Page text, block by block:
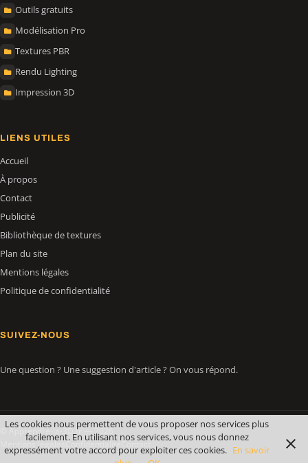
Outils gratuits
Modélisation Pro
Textures PBR
Rendu Lighting
Impression 3D
LIENS UTILES
Accueil
À propos
Contact
Publicité
Bibliothèque de textures
Plan du site
Mentions légales
Politique de confidentialité
SUIVEZ-NOUS
Une question ? Une suggestion d'article ? On vous répond.
© Apprendre-la-3D.fr — 2026
Mentions légalesConfidentialitéContact
Les cookies nous permettent de vous proposer nos services plus
facilement. En utilisant nos services, vous nous donnez
expressément votre accord pour exploiter ces cookies. En savoir